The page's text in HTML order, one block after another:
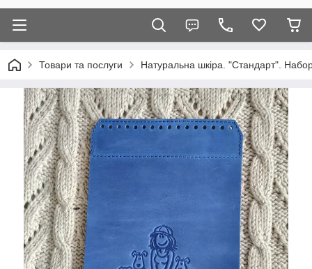
Товари та послуги Натуральна шкіра. "Стандарт".